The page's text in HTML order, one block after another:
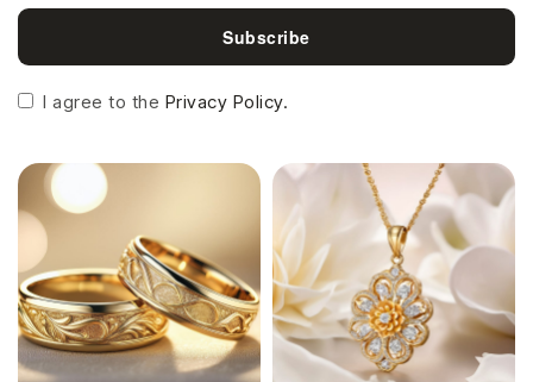
Subscribe
I agree to the Privacy Policy.